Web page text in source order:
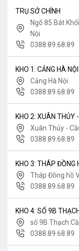
TRỤ SỞ CHÍNH
Ngõ 85 Bát
Nội
0388.89.68.89
KHO 1: CẢNG HÀ NỘI
Cảng Hà Nội
0388.89.68.89
KHO 2: XUÂN THỦY
Xuân Thủy -
0388.89.68.89
KHO 3: THÁP ĐỒNG
Tháp Đồng hồ
0388.89.68.89
KHO 4: SỐ 9B
số 9B Thạch
0388.89.68.89